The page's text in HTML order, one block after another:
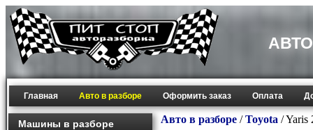
Главная Авто в разборе Оформить заказ Оплата
Машины в разборе Авто в разборе /Toyota /Yaris